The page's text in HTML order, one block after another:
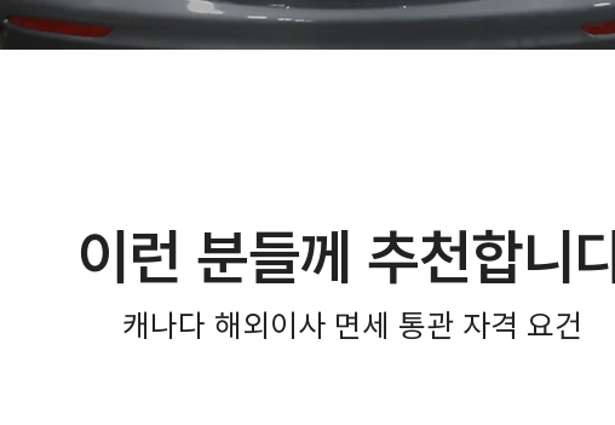
이런 분들께 추천합니
캐나다 해외이사 면세 통관 자격 요건